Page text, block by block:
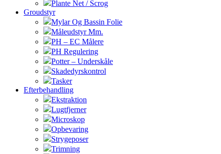
Plante Net / Scrog
Groudstyr
Mylar Og Bassin Folie
Måleudstyr Mm.
PH – EC Målere
PH Regulering
Potter – Underskåle
Skadedyrskontrol
Tasker
Efterbehandling
Ekstraktion
Lugtfjerner
Microskop
Opbevaring
Strygeposer
Trimning